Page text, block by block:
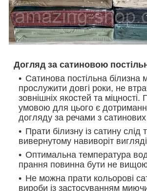
Догляд за сатиновою
Сатинова постільна білизна
прослужити довгі роки, не
зовнішніх якостей та
умовою для цього є
догляду за речами з
Прати білизну із сатину слід
вивернутому навиворіт
Оптимальна температура
прання повинна бути не
Не можна прати кольорові
вироби із застосуванням